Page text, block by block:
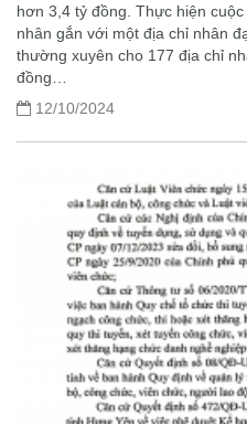
hơn 3,4 tỷ đồng. Thực hiện
nhân gắn với một địa chỉ nhân
thường xuyên cho 177 địa chỉ
đồng…
12/10/2024